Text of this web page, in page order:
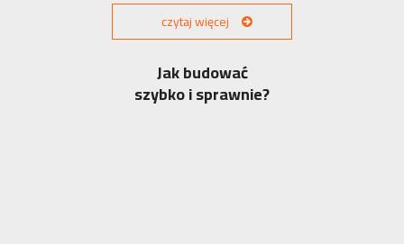
czytaj więcej
Jak budować
szybko i sprawnie?